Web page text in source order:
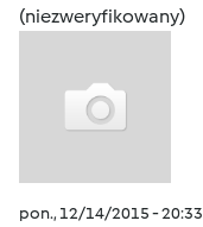
(niezweryfikowany)
pon., 12/14/2015 - 20:33